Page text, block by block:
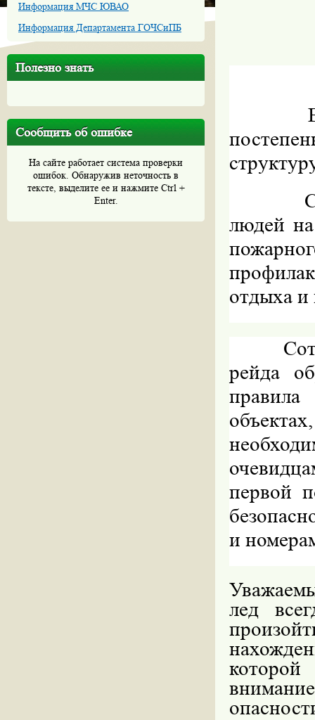
Информация МЧС ЮВАО
Информация Департамента ГОЧСиПБ
Полезно знать
Сообщить об ошибке
На сайте работает система проверки
ошибок. Обнаружив неточность в
тексте, выделите ее и нажмите Ctrl +
Enter.
людей
отдыха и
рейда
первой
и
лед